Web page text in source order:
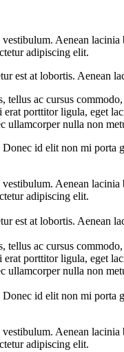
Aenean
adipiscing elit.
est at lobortis. Aenean
ac cursus
porttitor ligula, eget
ullamcorper nulla non
id elit non mi porta
Aenean
adipiscing elit.
est at lobortis. Aenean
ac cursus
porttitor ligula, eget
ullamcorper nulla non
id elit non mi porta
Aenean
adipiscing elit.